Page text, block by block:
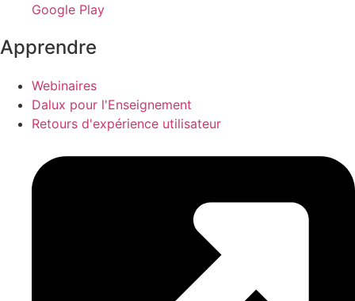
Google Play
Apprendre
Webinaires
Dalux pour l'Enseignement
Retours d'expérience utilisateur